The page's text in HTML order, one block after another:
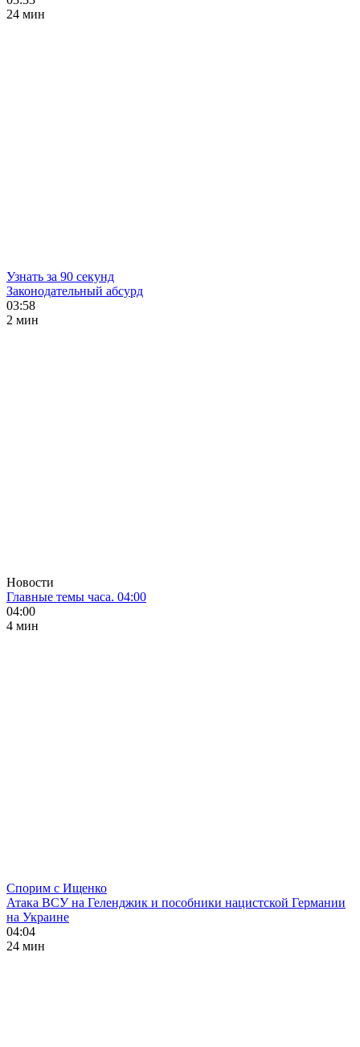
24 мин
Узнать за 90 секунд
Законодательный абсурд
03:58
2 мин
Новости
Главные темы часа. 04:00
04:00
4 мин
Спорим с Ищенко
Атака ВСУ на Геленджик и пособники нацистской Германии
на Украине
04:04
24 мин